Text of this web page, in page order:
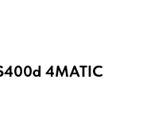
4MATIC